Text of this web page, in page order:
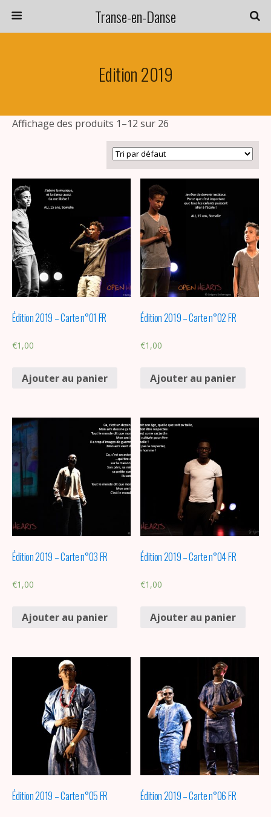
Transe-en-Danse
Edition 2019
Affichage des produits 1–12 sur 26
Édition 2019 – Carte n°01 FR
€1,00
Ajouter au panier
Édition 2019 – Carte n°02 FR
€1,00
Ajouter au panier
Édition 2019 – Carte n°03 FR
€1,00
Ajouter au panier
Édition 2019 – Carte n°04 FR
€1,00
Ajouter au panier
Édition 2019 – Carte n°05 FR Édition 2019 – Carte n°06 FR